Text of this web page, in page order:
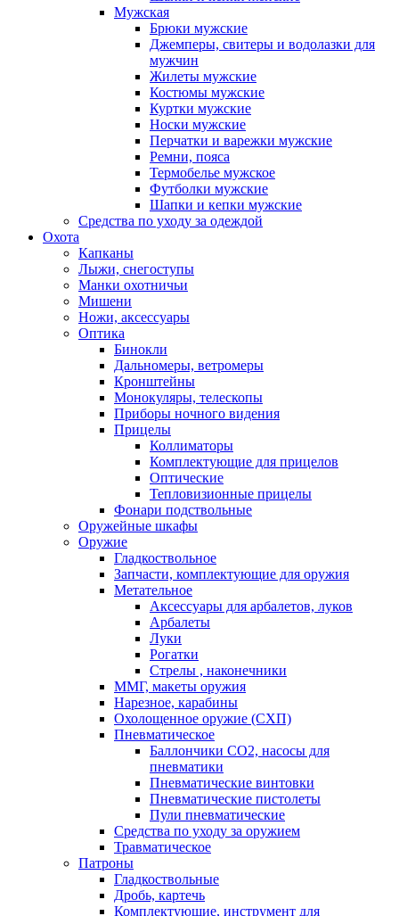
Мужская
Брюки мужские
Джемперы, свитеры и водолазки для
мужчин
Жилеты мужские
Костюмы мужские
Куртки мужские
Носки мужские
Перчатки и варежки мужские
Ремни, пояса
Термобелье мужское
Футболки мужские
Шапки и кепки мужские
Средства по уходу за одеждой
Охота
Капканы
Лыжи, снегоступы
Манки охотничьи
Мишени
Ножи, аксессуары
Оптика
Бинокли
Дальномеры, ветромеры
Кронштейны
Монокуляры, телескопы
Приборы ночного видения
Прицелы
Коллиматоры
Комплектующие для прицелов
Оптические
Тепловизионные прицелы
Фонари подствольные
Оружейные шкафы
Оружие
Гладкоствольное
Запчасти, комплектующие для оружия
Метательное
Аксессуары для арбалетов, луков
Арбалеты
Луки
Рогатки
Стрелы , наконечники
ММГ, макеты оружия
Нарезное, карабины
Охолощенное оружие (СХП)
Пневматическое
Баллончики СО2, насосы для
пневматики
Пневматические винтовки
Пневматические пистолеты
Пули пневматические
Средства по уходу за оружием
Травматическое
Патроны
Гладкоствольные
Дробь, картечь
Комплектующие, инструмент для